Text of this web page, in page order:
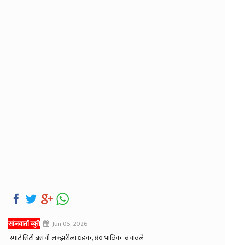
सांजवार्ता ब्युरो Jun 05, 2026
स्मार्ट सिटी बसची लक्झरीला धडक, ४० भाविक बचावले